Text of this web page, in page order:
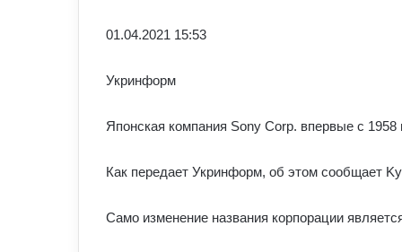
01.04.2021 15:53
Укринформ
Японская компания Sony Corp. впервые с
Как передает Укринформ, об этом сообщает
Само изменение названия корпорации